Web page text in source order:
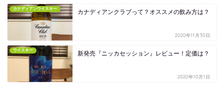
カナディアンウイスキー カナディアンクラブって？オススメの飲み方は？
2020年11月30日
ウイスキー 新発売『ニッカセッション』レビュー！定価は？
2020年10月1日